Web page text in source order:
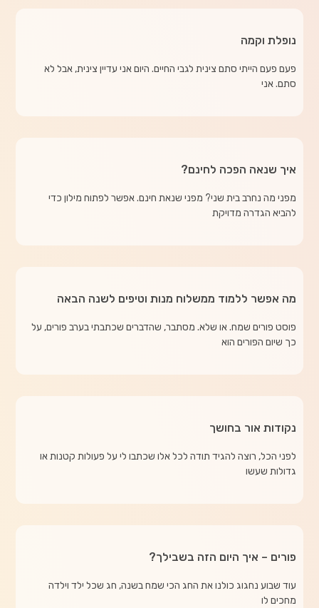
נופלת וקמה
פעם פעם הייתי סתם צינית לגבי החיים. היום אני עדיין צינית, אבל לא
סתם. אני
איך שנאה הפכה לחינם?
מפני מה נחרב בית שני? מפני שנאת חינם. אפשר לפתוח מילון כדי
להביא הגדרה מדויקת
מה אפשר ללמוד ממשלוח מנות וטיפים לשנה הבאה
פוסט פורים שמח. או שלא. מסתבר, שהדברים שכתבתי בערב פורים, על
כך שיום הפורים הוא
נקודות אור בחושך
לפני הכל, רוצה להגיד תודה לכל אלו שכתבו לי על פעולות קטנות או
גדולות שעשו
פורים – איך היום הזה בשבילך?
עוד שבוע נחגוג כולנו את החג הכי שמח בשנה, חג שכל ילד וילדה
מחכים לו